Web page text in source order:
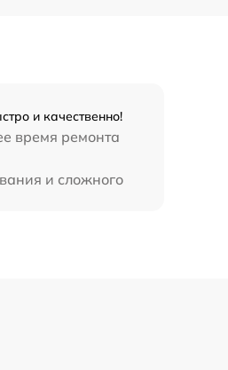
и качественно!
время ремонта
и сложного